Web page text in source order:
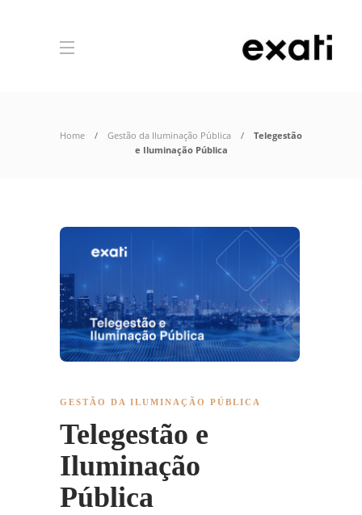
Home Gestão da Iluminação Pública
Telegestão
e Iluminação Pública
GESTÃO DA ILUMINAÇÃO PÚBLICA
Telegestão e
Iluminação
Pública